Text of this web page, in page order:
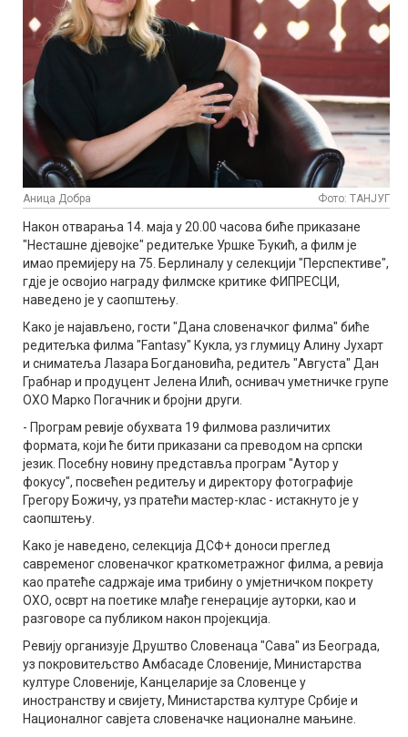
Аница Добра Фото: ТАНЈУГ
Након отварања 14. маја у 20.00 часова биће приказане
"Несташне дјевојке" редитељке Уршке Ђукић, а филм је
имао премијеру на 75. Берлиналу у селекцији "Перспективе",
гдје је освојио награду филмске критике ФИПРЕСЦИ,
наведено је у саопштењу.
Како је најављено, гости "Дана словеначког филма" биће
редитељка филма "Fantasy" Кукла, уз глумицу Алину Јухарт
и сниматеља Лазара Богдановића, редитељ "Августа" Дан
Грабнар и продуцент Јелена Илић, оснивач уметничке групе
ОХО Марко Погачник и бројни други.
- Програм ревије обухвата 19 филмова различитих
формата, који ће бити приказани са преводом на српски
језик. Посебну новину представља програм "Аутор у
фокусу", посвећен редитељу и директору фотографије
Грегору Божичу, уз пратећи мастер-клас - истакнуто је у
саопштењу.
Како је наведено, селекција ДСФ+ доноси преглед
савременог словеначког краткометражног филма, а ревија
као пратеће садржаје има трибину о умјетничком покрету
ОХО, осврт на поетике млађе генерације ауторки, као и
разговоре са публиком након пројекција.
Ревију организује Друштво Словенаца "Сава" из Београда,
уз покровитељство Амбасаде Словеније, Министарства
културе Словеније, Канцеларије за Словенце у
иностранству и свијету, Министарства културе Србије и
Националног савјета словеначке националне мањине.